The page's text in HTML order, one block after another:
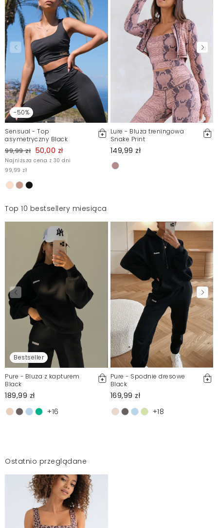
-50%
Sensual - Top
asymetryczny Black
99,99 zł 50,00 zł
Najniższa cena z 30 dni
99,99 zł
Lure - Bluza treningowa
Snake Print
149,99 zł
Top 10 bestsellery miesiąca
Bestseller
Pure - Bluza z kapturem
Black
189,99 zł
+16
Pure - Spodnie dresowe
Black
169,99 zł
+18
Ostatnio przeglądane